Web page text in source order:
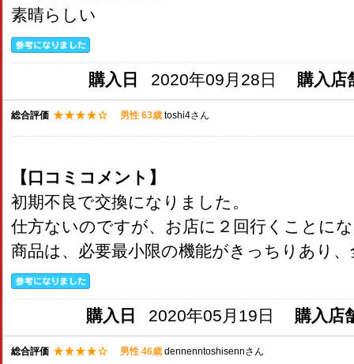
素晴らしい
購入日 2020年09月28日 購入店
総合評価 男性 63歳 toshi4さん
【口コミコメント】
初期不良で交換になりました。
仕方ないのですが、お店に２回行くことに
商品は、必要最小限の機能がきっちりあり
購入日 2020年05月19日 購入店
総合評価 男性 46歳 dennenntoshisennさん